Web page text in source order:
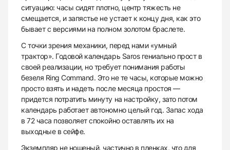
ситуацию: часы сидят плотно, центр тяжесть не
смещается, и запястье не устает к концу дня, как это
бывает с версиями на полном золотом браслете.
С точки зрения механики, перед нами «умный
трактор». Годовой календарь Saros гениально прост в
своей реализации, но требует понимания работы
безеля Ring Command. Это не те часы, которые можно
просто взять и надеть после месяца простоя —
придется потратить минуту на настройку, зато потом
календарь работает автономно целый год. Запас хода
в 72 часа позволяет спокойно оставлять их на
выходные в сейфе.
Экземпляр не ношеный, частично в пленках, что для